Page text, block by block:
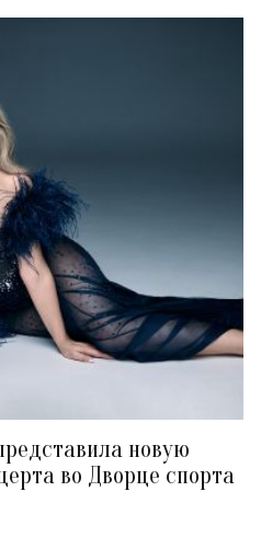
новую
во Дворце спорта